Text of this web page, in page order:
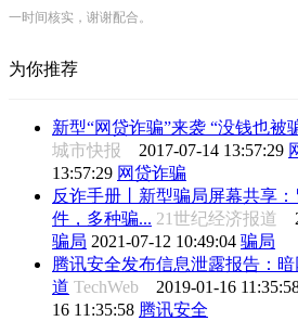
一时间核实，谢谢配合。
为你推荐
新型“网贷诈骗”来袭 “没钱也被
城市快报 2017-07-14 13:57:29
13:57:29 网贷诈骗
反诈手册丨新型骗局屏幕共享
件，多种骗... 21世纪经济报道
骗局 2021-07-12 10:49:04 骗局
腾讯安全发布信息泄露报告：
道 TechWeb 2019-01-16
16 11:35:58 腾讯安全